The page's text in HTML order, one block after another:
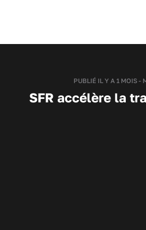
PUBLIÉ IL Y A 1 MOIS
SFR accélère la